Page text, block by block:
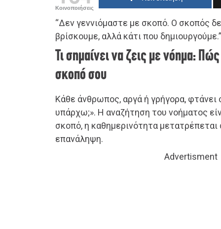
Κοινοποιήσεις
“Δεν γεννιόμαστε με σκοπό. Ο σκοπός
βρίσκουμε, αλλά κάτι που
Τι σημαίνει να ζεις με νόημα:
σκοπό σου
Κάθε άνθρωπος, αργά ή γρήγορα, φτάνει
υπάρχω;». Η αναζήτηση του νοήματος
σκοπό, η καθημερινότητα μετατρέπεται
επανάληψη.
Advertisment